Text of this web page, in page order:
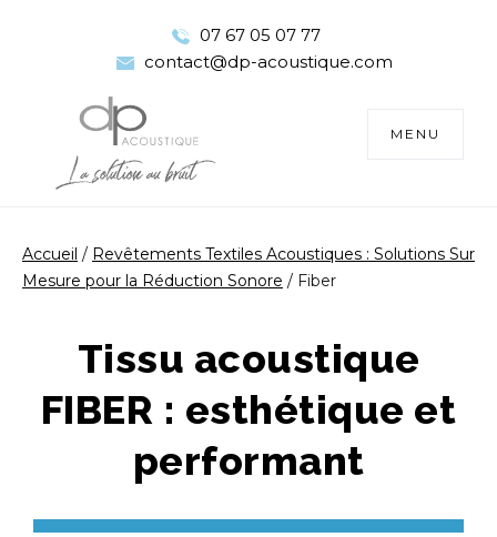
07 67 05 07 77
contact@dp-acoustique.com
TOGGLE
MENU
Accueil / Revêtements Textiles Acoustiques : Solutions Sur
Mesure pour la Réduction Sonore / Fiber
Tissu acoustique
FIBER : esthétique et
performant